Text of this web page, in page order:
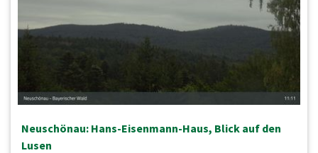
Neuschönau: Hans-Eisenmann-Haus, Blick auf den
Lusen